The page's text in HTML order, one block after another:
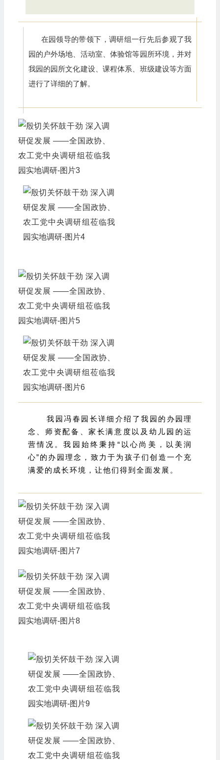
在园领导的带领下，调研组一行先后参观了我
园的户外场地、活动室、体验馆等园所环境，并对
我园的园所文化建设、课程体系、班级建设等方面
进行了详细的了解。
我园冯春园长详细介绍了我园的办园理
念、师资配备、家长满意度以及幼儿园的运
营情况。我园始终秉持“以心尚美，以美润
心”的办园理念，致力于为孩子们创造一个充
满爱的成长环境，让他们得到全面发展。